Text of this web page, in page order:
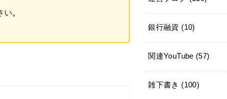
。
銀行融資 (10)
関連YouTube (57)
雑下書き (100)